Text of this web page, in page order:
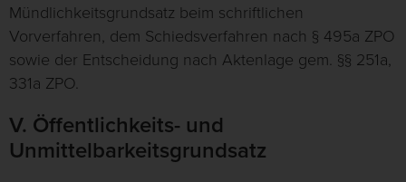
Mündlichkeitsgrundsatz beim schriftlichen
Vorverfahren, dem Schiedsverfahren nach § 495a ZPO
sowie der Entscheidung nach Aktenlage gem. §§ 251a,
331a ZPO.
V. Öffentlichkeits- und
Unmittelbarkeitsgrundsatz